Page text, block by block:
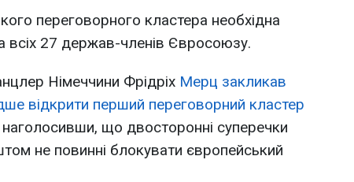
переговорного кластера необхідна
всіх 27 держав-членів Євросоюзу.
Німеччини Фрідріх Мерц закликав
відкрити перший переговорний кластер
наголосивши, що двосторонні суперечки
не повинні блокувати європейський